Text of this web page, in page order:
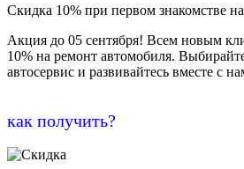
Скидка 10% при первом знакомстве
Акция до 05 сентября! Всем новым
10% на ремонт автомобиля.
автосервис и развивайтесь вместе с
как получить?